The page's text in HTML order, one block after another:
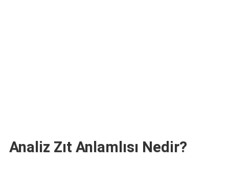
Analiz Zıt Anlamlısı Nedir?